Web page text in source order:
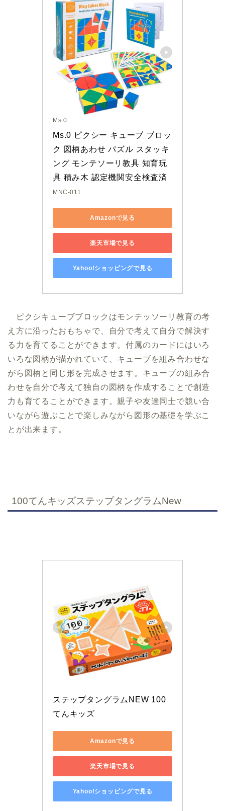
Ms.0
Ms.0 ピクシー キューブ ブロッ
ク 図柄あわせ パズル スタッキ
ング モンテソーリ教具 知育玩
具 積み木 認定機関安全検査済
MNC-011
Amazonで見る
楽天市場で見る
Yahoo!ショッピングで見る
ピクシキューブブロックはモンテッソーリ教育の考
え方に沿ったおもちゃで、自分で考えて自分で解決す
る力を育てることができます。付属のカードにはいろ
いろな図柄が描かれていて、キューブを組み合わせな
がら図柄と同じ形を完成させます。キューブの組み合
わせを自分で考えて独自の図柄を作成することで創造
力も育てることができます。親子や友達同士で競い合
いながら遊ぶことで楽しみながら図形の基礎を学ぶこ
とが出来ます。
100てんキッズステップタングラムNew
ステップタングラムNEW 100
てんキッズ
Amazonで見る
楽天市場で見る
Yahoo!ショッピングで見る